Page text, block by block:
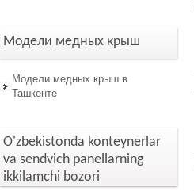
Модели медных крыш
Модели медных крыш в
Ташкенте
O'zbekistonda konteynerlar
va sendvich panellarning
ikkilamchi bozori